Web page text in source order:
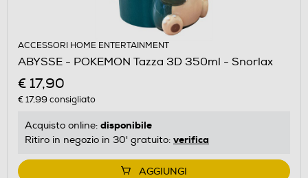
ACCESSORI HOME ENTERTAINMENT
ABYSSE - POKEMON Tazza 3D 350ml - Snorlax
€ 17,90
€ 17,99 consigliato
Acquisto online: disponibile
Ritiro in negozio in 30' gratuito: verifica
AGGIUNGI